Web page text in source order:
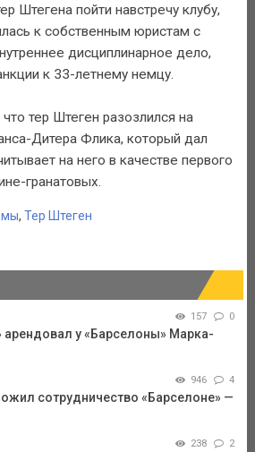
Штегена пойти навстречу клубу,
к собственным юристам с
дисциплинарное дело,
к 33-летнему немцу.
тер Штеген разозлился на
Дитера Флика, который дал
на него в качестве первого
гранатовых.
, Тер Штеген
157 0
у «Барселоны» Марка-
946 4
сотрудничество «Барселоне» —
238 2